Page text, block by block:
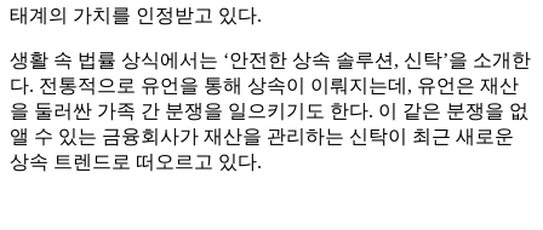
태계의 가치를 인정받고 있다.
생활 속 법률 상식에서는 ‘안전한 상속 솔루션, 신탁’을 소개한
다. 전통적으로 유언을 통해 상속이 이뤄지는데, 유언은 재산
을 둘러싼 가족 간 분쟁을 일으키기도 한다. 이 같은 분쟁을 없
앨 수 있는 금융회사가 재산을 관리하는 신탁이 최근 새로운
상속 트렌드로 떠오르고 있다.